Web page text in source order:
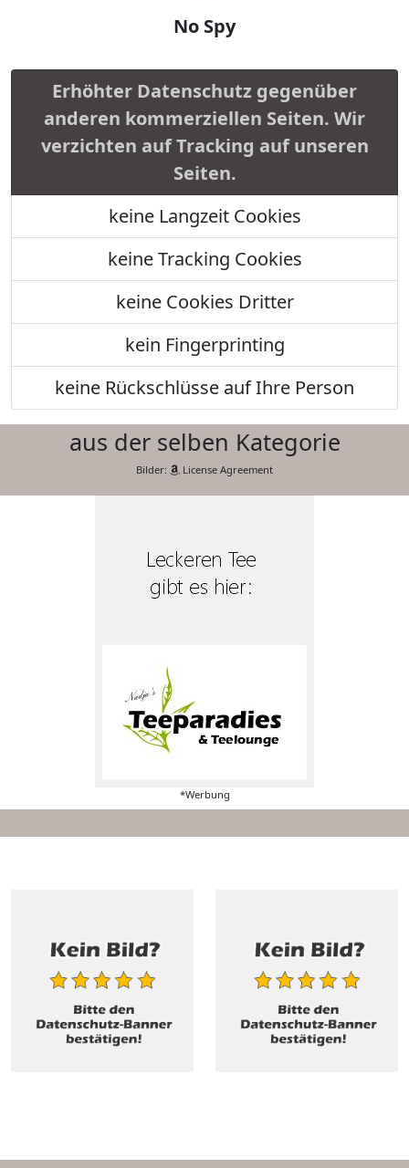
No Spy
Erhöhter Datenschutz gegenüber
anderen kommerziellen Seiten. Wir
verzichten auf Tracking auf unseren
Seiten.
keine Langzeit Cookies
keine Tracking Cookies
keine Cookies Dritter
kein Fingerprinting
keine Rückschlüsse auf Ihre Person
aus der selben Kategorie
Bilder: License Agreement
*Werbung